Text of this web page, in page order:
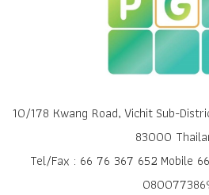
10/178 Kwang Road, Vichit Sub-
83000
Tel/Fax : 66 76 367 652 Mobile